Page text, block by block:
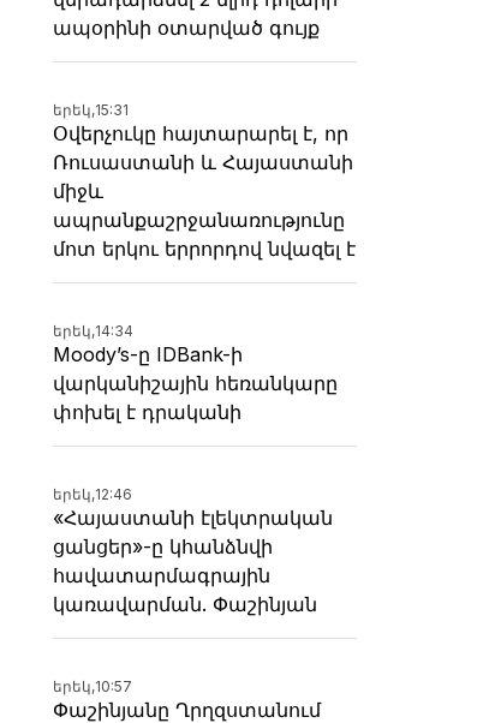
ապօրինի օտարված գույք
երեկ,15:31
Օվերչուկը հայտարարել է, որ
Ռուսաստանի և Հայաստանի
միջև
ապրանքաշրջանառությունը
մոտ երկու երրորդով նվազել է
երեկ,14:34
Moody’s-ը IDBank-ի
վարկանիշային հեռանկարը
փոխել է դրականի
երեկ,12:46
«Հայաստանի էլեկտրական
ցանցեր»-ը կհանձնվի
հավատարմագրային
կառավարման. Փաշինյան
երեկ,10:57
Փաշինյանը Ղրղզստանում